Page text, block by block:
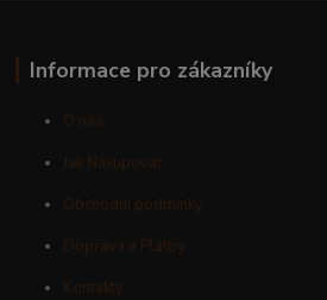
Informace pro zákazníky
O nás
Jak Nakupovat
Obchodní podmínky
Doprava a Platby
Kontakty